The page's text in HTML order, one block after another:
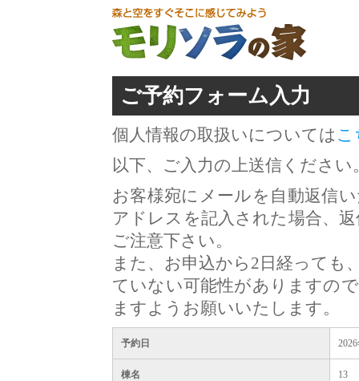
ご予約フォーム入力
個人情報の取扱いについては こ
以下、ご入力の上送信ください
お客様宛にメールを自動返信
アドレスを記入された場合、
ご注意下さい。
また、お申込から2日経っても
ていない可能性がありますの
ますようお願いいたします。
予約日
棟名 13